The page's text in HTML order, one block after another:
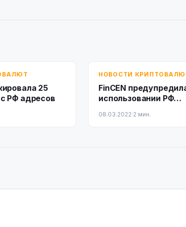
25
РФ адресов
НОВОСТИ
FinCEN
использовании РФ
санкций
08.03.2022·2 мин.